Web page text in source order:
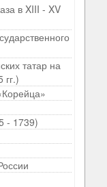
в XIII - XV
татар на
гг.)
- 1739)